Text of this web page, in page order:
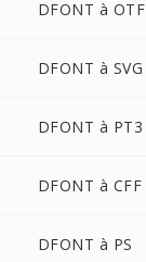
DFONT à OTF
DFONT à SVG
DFONT à PT3
DFONT à CFF
DFONT à PS